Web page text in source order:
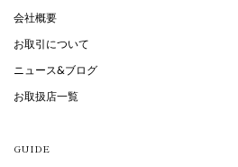
会社概要
お取引について
ニュース&ブログ
お取扱店一覧
GUIDE